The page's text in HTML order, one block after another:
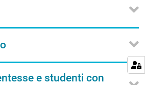
e studenti con